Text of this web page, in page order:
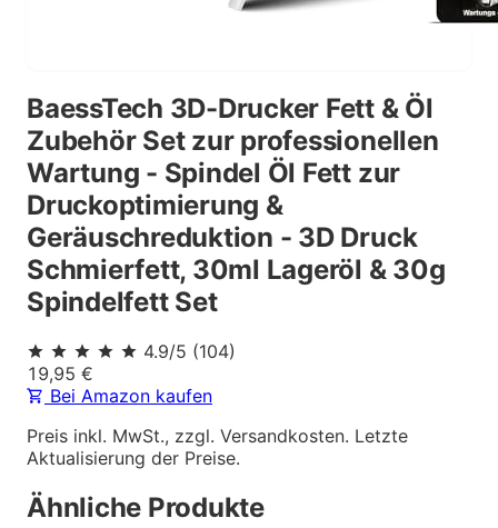
BaessTech 3D-Drucker Fett & Öl
Zubehör Set zur professionellen
Wartung - Spindel Öl Fett zur
Druckoptimierung &
Geräuschreduktion - 3D Druck
Schmierfett, 30ml Lageröl & 30g
Spindelfett Set
4.9/5 (104)
19,95 €
Bei Amazon kaufen
Preis inkl. MwSt., zzgl. Versandkosten. Letzte
Aktualisierung der Preise.
Ähnliche Produkte